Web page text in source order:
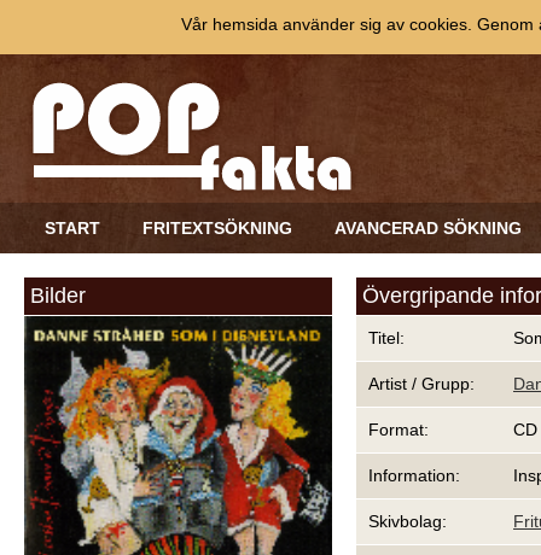
START FRITEXTSÖKNING AVANCERAD SÖKNING
Bilder Övergripande
Titel:
Artist / Grupp:
Format: CD
Information:
Skivbolag:
Vår hemsida använder sig av cookies.